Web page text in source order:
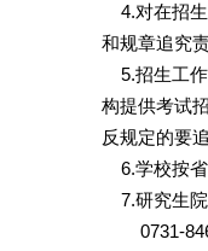
4.对在招
和规章追究
5.招生工
构提供考试
反规定的要
6.学校按
7.研究生
0731-